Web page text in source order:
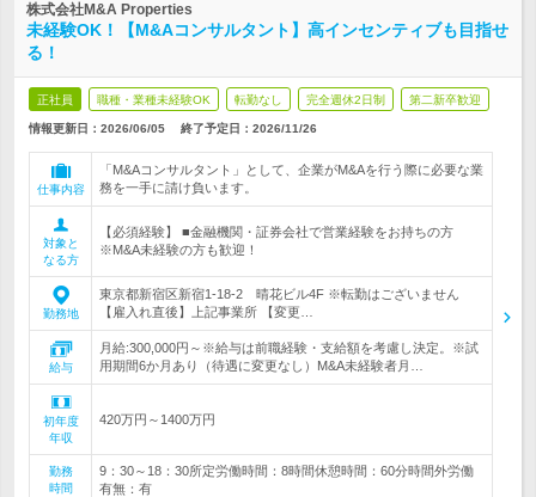
株式会社M&A Properties
未経験OK！【M&Aコンサルタント】高インセンティブも目指せ
る！
正社員 職種・業種未経験OK 転勤なし 完全週休2日制 第二新卒歓迎
情報更新日：2026/06/05 終了予定日： 2026/11/26
仕事内容
「M&Aコンサルタント」として、企業がM&Aを行う際に必要な業
務を一手に請け負います。
対象と
なる方
【必須経験】 ■金融機関・証券会社で営業経験をお持ちの方
※M&A未経験の方も歓迎！
勤務地
東京都新宿区新宿1-18-2 晴花ビル4F ※転勤はございません
【雇入れ直後】上記事業所 【変更…
給与
月給:300,000円～※給与は前職経験・支給額を考慮し決定。※試
用期間6か月あり（待遇に変更なし）M&A未経験者月…
初年度
年収
420万円～1400万円
勤務
時間
9：30～18：30所定労働時間：8時間休憩時間：60分時間外労働
有無：有